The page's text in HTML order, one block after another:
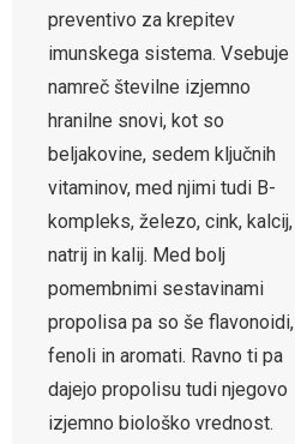
preventivo za krepitev
imunskega sistema. Vsebuje
namreč številne izjemno
hranilne snovi, kot so
beljakovine, sedem ključnih
vitaminov, med njimi tudi B-
kompleks, železo, cink, kalcij,
natrij in kalij. Med bolj
pomembnimi sestavinami
propolisa pa so še flavonoidi,
fenoli in aromati. Ravno ti pa
dajejo propolisu tudi njegovo
izjemno biološko vrednost.